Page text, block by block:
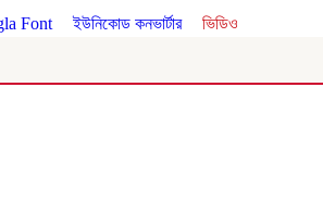
Font ।ইউনিকোড কনভার্টার ভিডিও